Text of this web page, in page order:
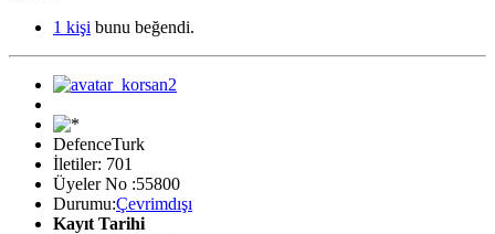
1 kişi bunu beğendi.
DefenceTurk
İletiler: 701
Üyeler No :55800
Durumu:Çevrimdışı
Kayıt Tarihi